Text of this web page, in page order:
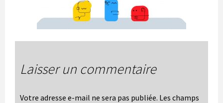
Laisser un commentaire
Votre adresse e-mail ne sera pas publiée. Les champs